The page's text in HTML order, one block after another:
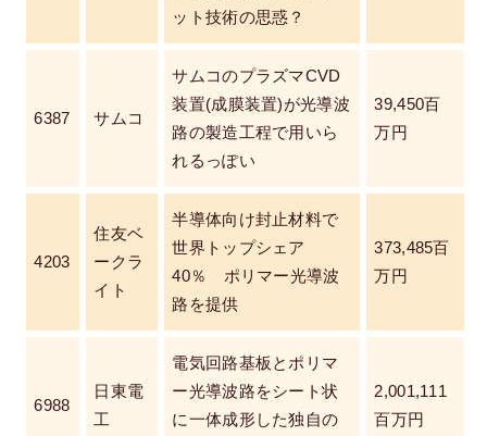
ット技術の思惑？
6387 サムコ
サムコのプラズマCVD
装置(成膜装置)が光導波
路の製造工程で用いら
れるっぽい
39,450百
万円
4203
住友ベ
ークラ
イト
半導体向け封止材料で
世界トップシェア
40％ ポリマー光導波
路を提供
373,485百
万円
6988
日東電
工
電気回路基板とポリマ
ー光導波路をシート状
に一体成形した独自の
2,001,111
百万円